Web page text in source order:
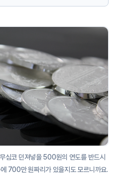
심코 던져넣을 500원의 연도를 반드시
700만 원짜리가 있을지도 모르니까요.